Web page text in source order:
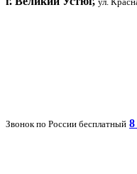
Звонок по России бесплатный 8